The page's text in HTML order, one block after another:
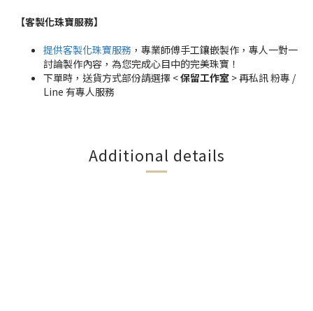
【客製化珠寶服務】
提供客製化珠寶服務 ，專業師傅手工鑲嵌製作，專人一對一
討論製作內容，為您完成心目中的完美珠寶！
下單時，送貨方式部份請選擇 <保留工作室 > 再私訊 粉專 /
Line 有專人服務
Additional details